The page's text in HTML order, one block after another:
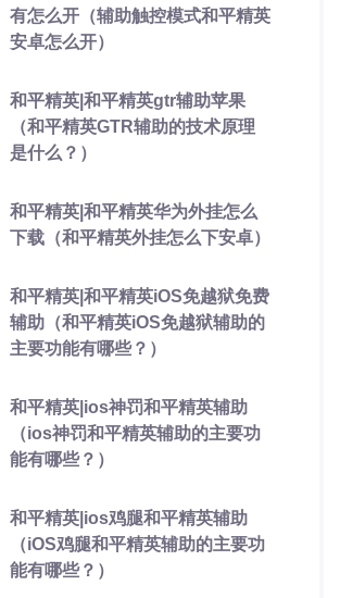
有怎么开（辅助触控模式和平精英
安卓怎么开）
和平精英|和平精英gtr辅助苹果
（和平精英GTR辅助的技术原理
是什么？）
和平精英|和平精英华为外挂怎么
下载（和平精英外挂怎么下安卓）
和平精英|和平精英iOS免越狱免费
辅助（和平精英iOS免越狱辅助的
主要功能有哪些？）
和平精英|ios神罚和平精英辅助
（ios神罚和平精英辅助的主要功
能有哪些？）
和平精英|ios鸡腿和平精英辅助
（iOS鸡腿和平精英辅助的主要功
能有哪些？）